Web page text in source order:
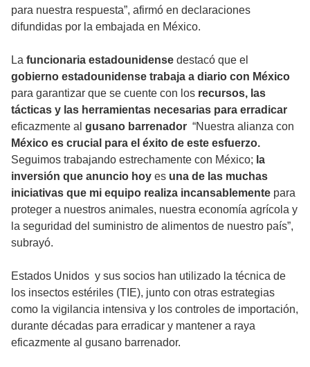
para nuestra respuesta”, afirmó en declaraciones
difundidas por la embajada en México.
La funcionaria estadounidense destacó que el
gobierno estadounidense trabaja a diario con México
para garantizar que se cuente con los recursos, las
tácticas y las herramientas necesarias para erradicar
eficazmente al gusano barrenador “Nuestra alianza con
México es crucial para el éxito de este esfuerzo.
Seguimos trabajando estrechamente con México; la
inversión que anuncio hoy es una de las muchas
iniciativas que mi equipo realiza incansablemente para
proteger a nuestros animales, nuestra economía agrícola y
la seguridad del suministro de alimentos de nuestro país”,
subrayó.
Estados Unidos y sus socios han utilizado la técnica de
los insectos estériles (TIE), junto con otras estrategias
como la vigilancia intensiva y los controles de importación,
durante décadas para erradicar y mantener a raya
eficazmente al gusano barrenador.